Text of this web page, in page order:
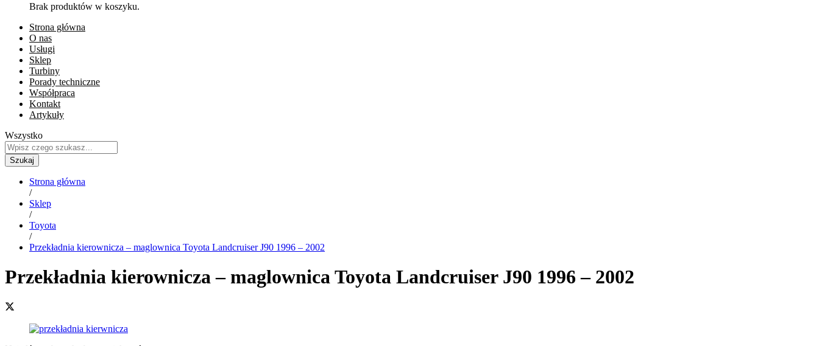
Brak produktów w koszyku.
Strona główna
O nas
Usługi
Sklep
Turbiny
Porady techniczne
Współpraca
Kontakt
Artykuły
Wszystko
Szukaj
Strona główna
/
Sklep
/
Toyota
/
Przekładnia kierownicza – maglownica Toyota Landcruiser J90 1996 – 2002
Przekładnia kierownicza – maglownica Toyota Landcruiser J90 1996 – 2002